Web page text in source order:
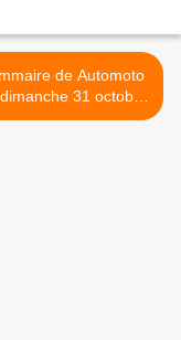
de Automoto
31 octobre
>